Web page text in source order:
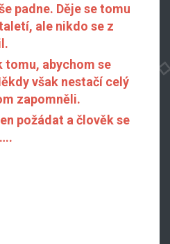
padne. Děje se tomu
ale nikdo se z
tomu, abychom se
však nestačí celý
zapomněli.
požádat a člověk se